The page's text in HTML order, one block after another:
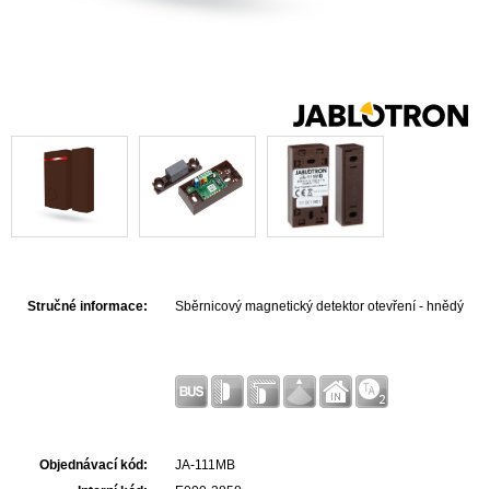
Stručné informace: Sběrnicový magnetický detektor otevření - hnědý
Objednávací kód:
JA-111MB